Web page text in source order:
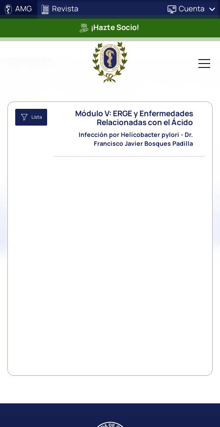
AMG
Revista
¡Hazte Socio!
Cuenta
Lista
Módulo V: ERGE y Enfermedades
Relacionadas con el Ácido
Infección por Helicobacter pylori - Dr.
Francisco Javier Bosques Padilla